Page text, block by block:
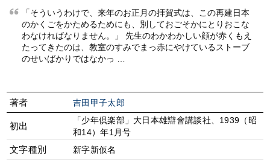
「そういうわけで、来年のお正月の拝賀式は、この再建日本
のかくごをかためるためにも、別しておごそかにとりおこな
わなければなりません。」 先生のわかわかしい顔が赤くもえ
たってきたのは、教室のすみでまっ赤にやけているストーブ
のせいばかりではなかっ …
著者 吉田甲子太郎
初出
「少年倶楽部」大日本雄辯會講談社、1939（昭
和14）年1月号
文字種別 新字新仮名